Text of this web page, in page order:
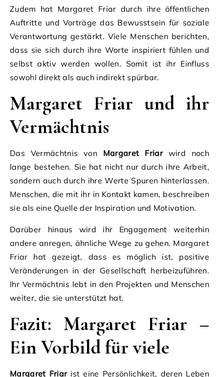
Zudem hat Margaret Friar durch ihre öffentlichen
Auftritte und Vorträge das Bewusstsein für soziale
Verantwortung gestärkt. Viele Menschen berichten,
dass sie sich durch ihre Worte inspiriert fühlen und
selbst aktiv werden wollen. Somit ist ihr Einfluss
sowohl direkt als auch indirekt spürbar.
Margaret Friar und ihr
Vermächtnis
Das Vermächtnis von Margaret Friarwird noch
lange bestehen. Sie hat nicht nur durch ihre Arbeit,
sondern auch durch ihre Werte Spuren hinterlassen.
Menschen, die mit ihr in Kontakt kamen, beschreiben
sie als eine Quelle der Inspiration und Motivation.
Darüber hinaus wird ihr Engagement weiterhin
andere anregen, ähnliche Wege zu gehen. Margaret
Friar hat gezeigt, dass es möglich ist, positive
Veränderungen in der Gesellschaft herbeizuführen.
Ihr Vermächtnis lebt in den Projekten und Menschen
weiter, die sie unterstützt hat.
Fazit: Margaret Friar –
Ein Vorbild für viele
Margaret Friarist eine Persönlichkeit, deren Leben